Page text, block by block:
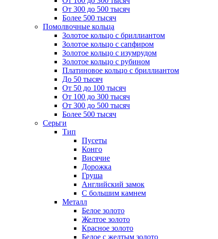
От 300 до 500 тысяч
Более 500 тысяч
Помолвочные кольца
Золотое кольцо с бриллиантом
Золотое кольцо с сапфиром
Золотое кольцо с изумрудом
Золотое кольцо с рубином
Платиновое кольцо с бриллиантом
До 50 тысяч
От 50 до 100 тысяч
От 100 до 300 тысяч
От 300 до 500 тысяч
Более 500 тысяч
Серьги
Тип
Пусеты
Конго
Висячие
Дорожка
Груша
Английский замок
С большим камнем
Металл
Белое золото
Желтое золото
Красное золото
Белое с желтым золото